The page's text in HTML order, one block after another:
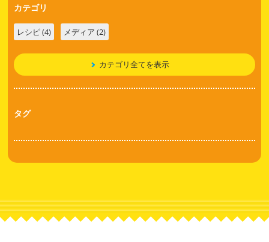
カテゴリ
レシピ (4) メディア (2)
カテゴリ全てを表示
タグ